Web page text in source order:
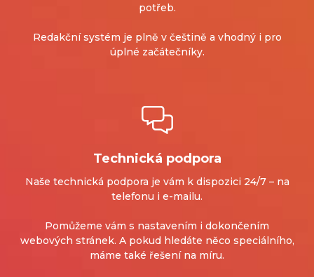
potřeb.
Redakční systém je plně v češtině a vhodný i pro
úplné začátečníky.
Technická podpora
Naše technická podpora je vám k dispozici 24/7 – na
telefonu i e-mailu.
Pomůžeme vám s nastavením i dokončením
webových stránek. A pokud hledáte něco speciálního,
máme také řešení na míru.